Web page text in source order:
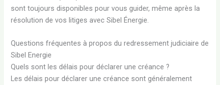
sont toujours disponibles pour vous guider, même après la
résolution de vos litiges avec Sibel Énergie.
Questions fréquentes à propos du redressement judiciaire de
Sibel Energie
Quels sont les délais pour déclarer une créance ?
Les délais pour déclarer une créance sont généralement